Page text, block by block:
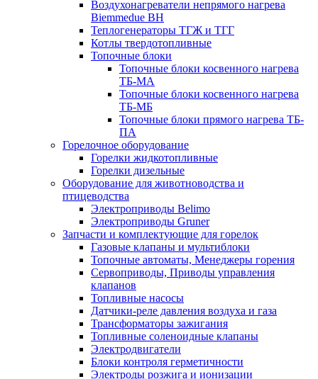
Воздухонагреватели непрямого нагрева
Biemmedue BH
Теплогенераторы ТГЖ и ТГГ
Котлы твердотопливные
Топочные блоки
Топочные блоки косвенного нагрева
ТБ-МА
Топочные блоки косвенного нагрева
ТБ-МБ
Топочные блоки прямого нагрева ТБ-
ПА
Горелочное оборудование
Горелки жидкотопливные
Горелки дизельные
Оборудование для животноводства и
птицеводства
Электроприводы Belimo
Электроприводы Gruner
Запчасти и комплектующие для горелок
Газовые клапаны и мультиблоки
Топочные автоматы, Менеджеры горения
Сервоприводы, Приводы управления
клапанов
Топливные насосы
Датчики-реле давления воздуха и газа
Трансформаторы зажигания
Топливные соленоидные клапаны
Электродвигатели
Блоки контроля герметичности
Электроды розжига и ионизации